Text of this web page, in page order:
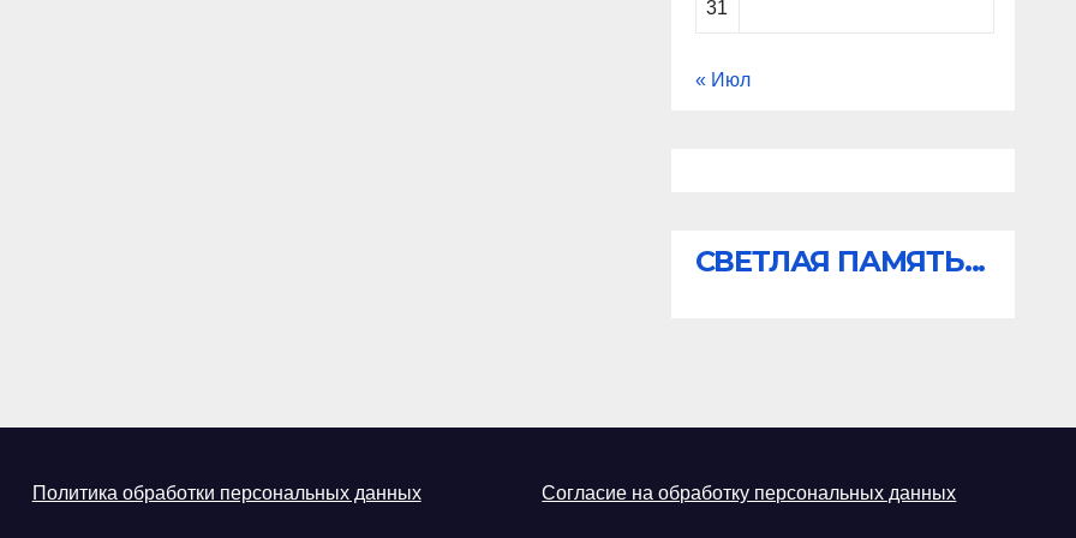
31
« Июл
СВЕТЛАЯ ПАМЯТЬ...
Политика обработки персональных данных Согласие на обработку персональных данных